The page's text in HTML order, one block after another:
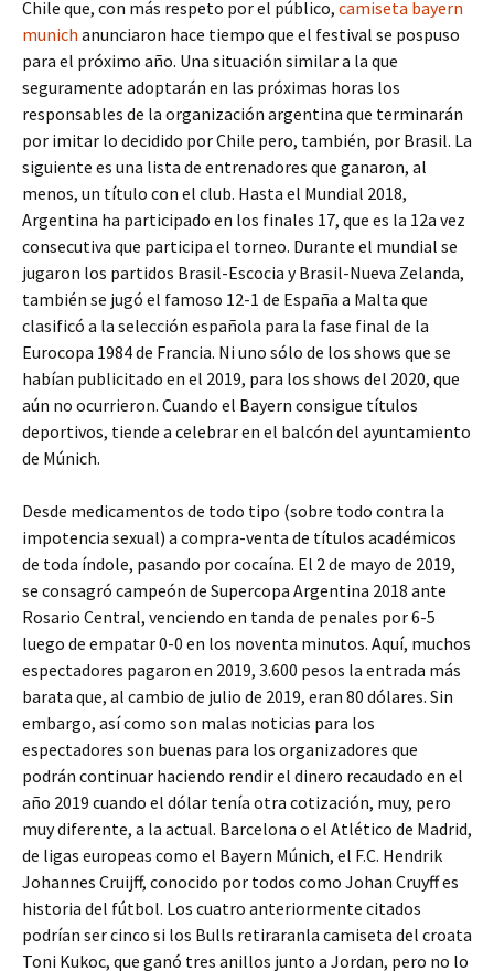
Chile que, con más respeto por el público, camiseta bayern
munich anunciaron hace tiempo que el festival se pospuso
para el próximo año. Una situación similar a la que
seguramente adoptarán en las próximas horas los
responsables de la organización argentina que terminarán
por imitar lo decidido por Chile pero, también, por Brasil. La
siguiente es una lista de entrenadores que ganaron, al
menos, un título con el club. Hasta el Mundial 2018,
Argentina ha participado en los finales 17, que es la 12a vez
consecutiva que participa el torneo. Durante el mundial se
jugaron los partidos Brasil-Escocia y Brasil-Nueva Zelanda,
también se jugó el famoso 12-1 de España a Malta que
clasificó a la selección española para la fase final de la
Eurocopa 1984 de Francia. Ni uno sólo de los shows que se
habían publicitado en el 2019, para los shows del 2020, que
aún no ocurrieron. Cuando el Bayern consigue títulos
deportivos, tiende a celebrar en el balcón del ayuntamiento
de Múnich.
Desde medicamentos de todo tipo (sobre todo contra la
impotencia sexual) a compra-venta de títulos académicos
de toda índole, pasando por cocaína. El 2 de mayo de 2019,
se consagró campeón de Supercopa Argentina 2018 ante
Rosario Central, venciendo en tanda de penales por 6-5
luego de empatar 0-0 en los noventa minutos. Aquí, muchos
espectadores pagaron en 2019, 3.600 pesos la entrada más
barata que, al cambio de julio de 2019, eran 80 dólares. Sin
embargo, así como son malas noticias para los
espectadores son buenas para los organizadores que
podrán continuar haciendo rendir el dinero recaudado en el
año 2019 cuando el dólar tenía otra cotización, muy, pero
muy diferente, a la actual. Barcelona o el Atlético de Madrid,
de ligas europeas como el Bayern Múnich, el F.C. Hendrik
Johannes Cruijff, conocido por todos como Johan Cruyff es
historia del fútbol. Los cuatro anteriormente citados
podrían ser cinco si los Bulls retiraranla camiseta del croata
Toni Kukoc, que ganó tres anillos junto a Jordan, pero no lo